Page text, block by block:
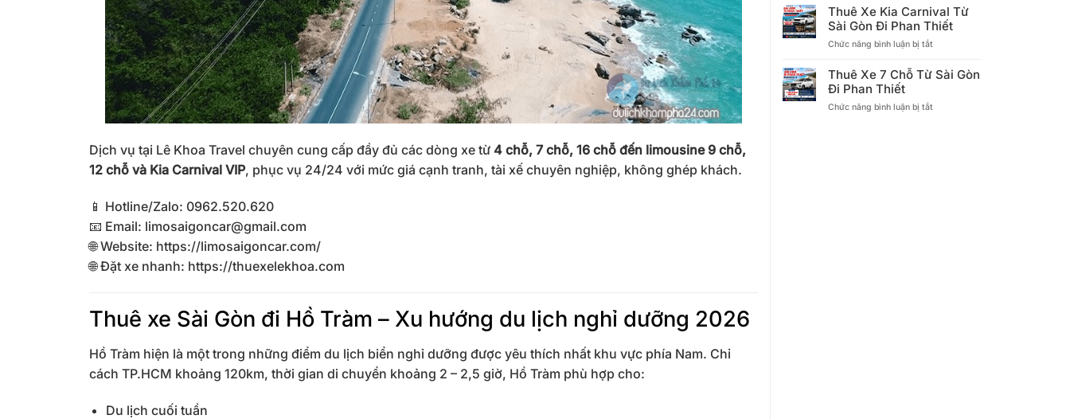
Dịch vụ tại Lê Khoa Travel chuyên cung cấp đầy đủ các dòng xe từ 4 chỗ, 7 chỗ, 16 chỗ đến limousine 9 chỗ,
12 chỗ và Kia Carnival VIP, phục vụ 24/24 với mức giá cạnh tranh, tài xế chuyên nghiệp, không ghép khách.
📱 Hotline/Zalo: 0962.520.620
📧 Email: limosaigoncar@gmail.com
🌐 Website: https://limosaigoncar.com/
🌐 Đặt xe nhanh: https://thuexelekhoa.com
Thuê xe Sài Gòn đi Hồ Tràm – Xu hướng du lịch nghỉ dưỡng 2026
Hồ Tràm hiện là một trong những điểm du lịch biển nghỉ dưỡng được yêu thích nhất khu vực phía Nam. Chỉ
cách TP.HCM khoảng 120km, thời gian di chuyển khoảng 2 – 2,5 giờ, Hồ Tràm phù hợp cho:
Du lịch cuối tuần
Sài
Gòn
Đi
Phan
16
Chỗ
Từ
Gòn
Đi
Thiết
Thuê Xe Kia Carnival Từ
Sài Gòn Đi Phan Thiết
Chức năng bình luận bị tắt
Xe
Kia
Từ
Thuê Xe 7 Chỗ Từ Sài Gòn
Đi Phan Thiết
Chức năng bình luận bị tắt